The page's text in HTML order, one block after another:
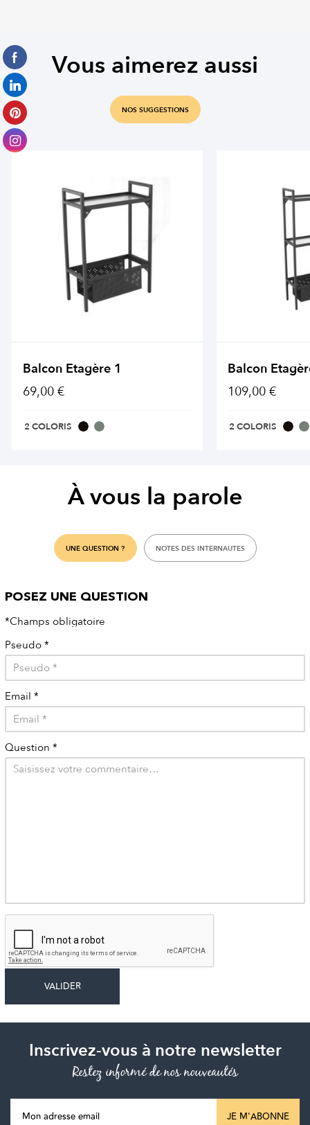
Vous aimerez aussi
NOS SUGGESTIONS
Balcon Etagère 1
69,00 €
2 COLORIS
Balcon
109,00 €
2 COLORIS
À vous la parole
UNE QUESTION ? NOTES DES INTERNAUTES
POSEZ UNE QUESTION
*Champs obligatoire
Pseudo *
Email *
Question *
Inscrivez-vous à notre newsletter
Restez informé de nos nouveautés
JE M'ABONNE